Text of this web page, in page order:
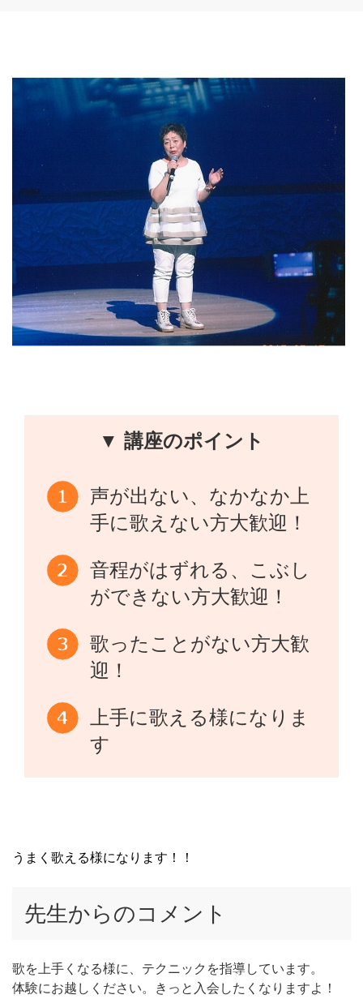
▼ 講座のポイント
声が出ない、なかなか上
手に歌えない方大歓迎！
音程がはずれる、こぶし
ができない方大歓迎！
歌ったことがない方大歓
迎！
上手に歌える様になりま
す
うまく歌える様になります！！
先生からのコメント
歌を上手くなる様に、テクニックを指導しています。
体験にお越しください。きっと入会したくなりますよ！